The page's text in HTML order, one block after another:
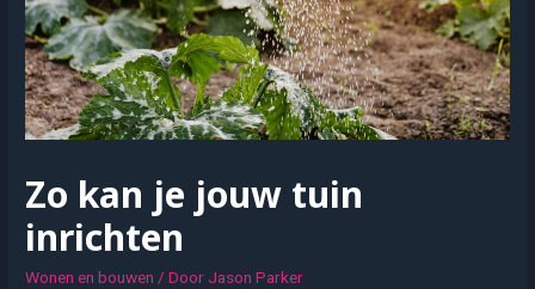
Zo kan je jouw tuin
inrichten
Wonen en bouwen / Door Jason Parker